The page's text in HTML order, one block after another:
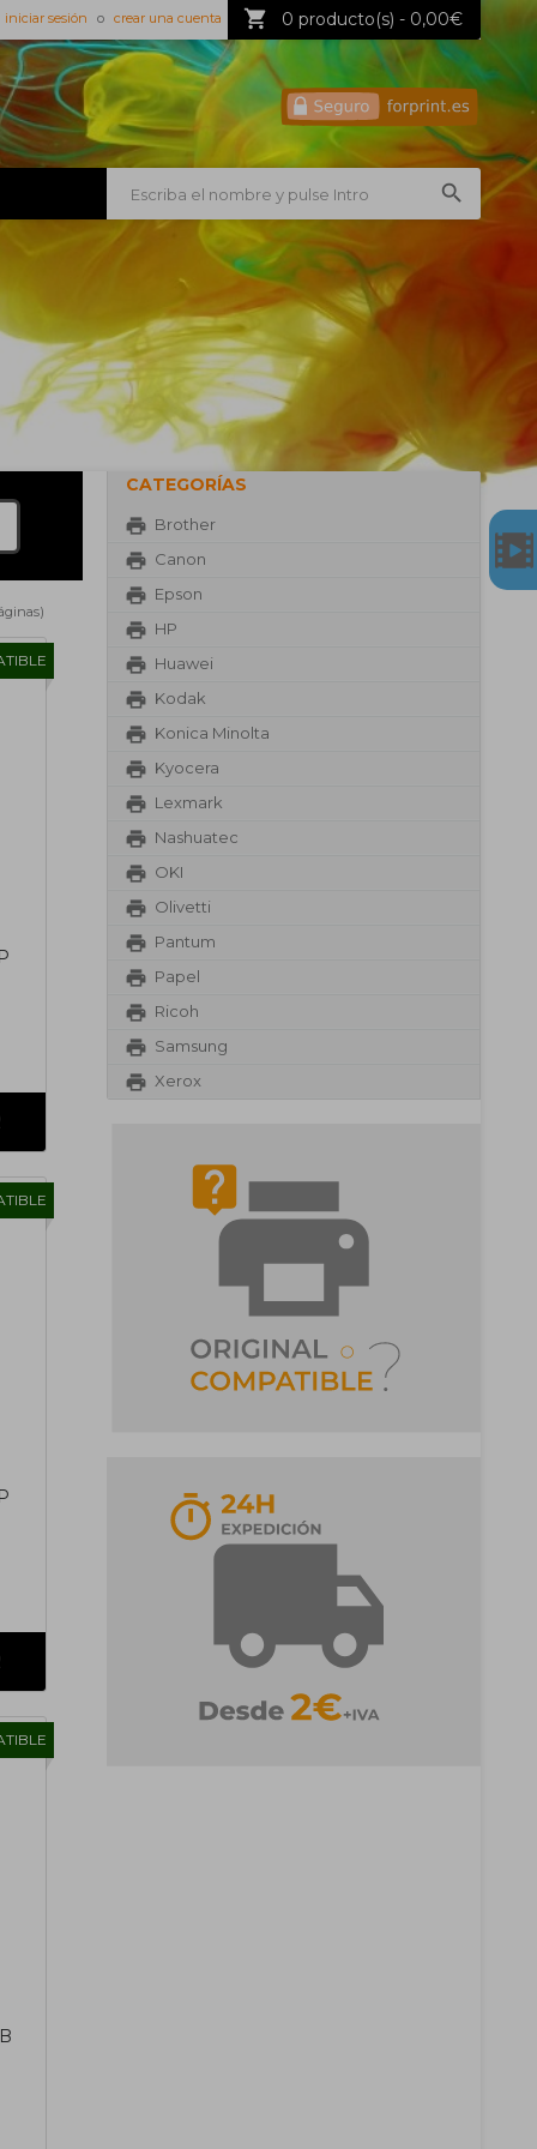
0 producto(s) - 0,00€
iniciar sesión o crear una cuenta
CATEGORÍAS
Brother
Canon
Epson
HP
Huawei
Kodak
Konica Minolta
Kyocera
Lexmark
Nashuatec
OKI
Olivetti
Pantum
Papel
Ricoh
Samsung
Xerox